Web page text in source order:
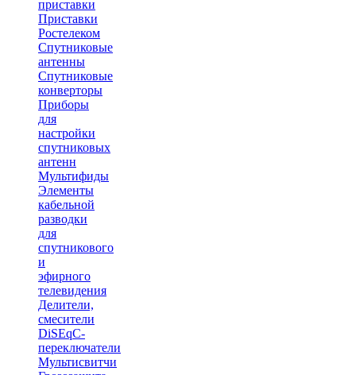
приставки
Приставки
Ростелеком
Спутниковые
антенны
Спутниковые
конверторы
Приборы
для
настройки
спутниковых
антенн
Мультифиды
Элементы
кабельной
разводки
для
спутникового
и
эфирного
телевидения
Делители,
смесители
DiSEqC-
переключатели
Мультисвитчи